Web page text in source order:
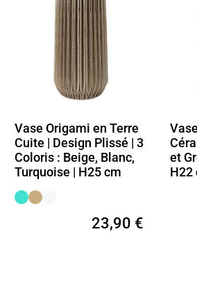
Vase Bouteille en
Céramique Bleu Grec
et Grès Blanc Cassé |
H22 cm